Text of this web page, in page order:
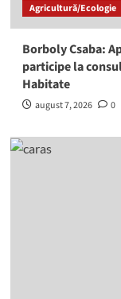
Agricultură/Ecologie
Borboly Csaba:
participe la
Habitate
august 7, 2026 0